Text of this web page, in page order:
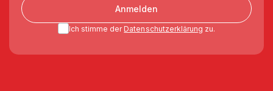
Anmelden
Ich stimme der Datenschutzerklärung zu.